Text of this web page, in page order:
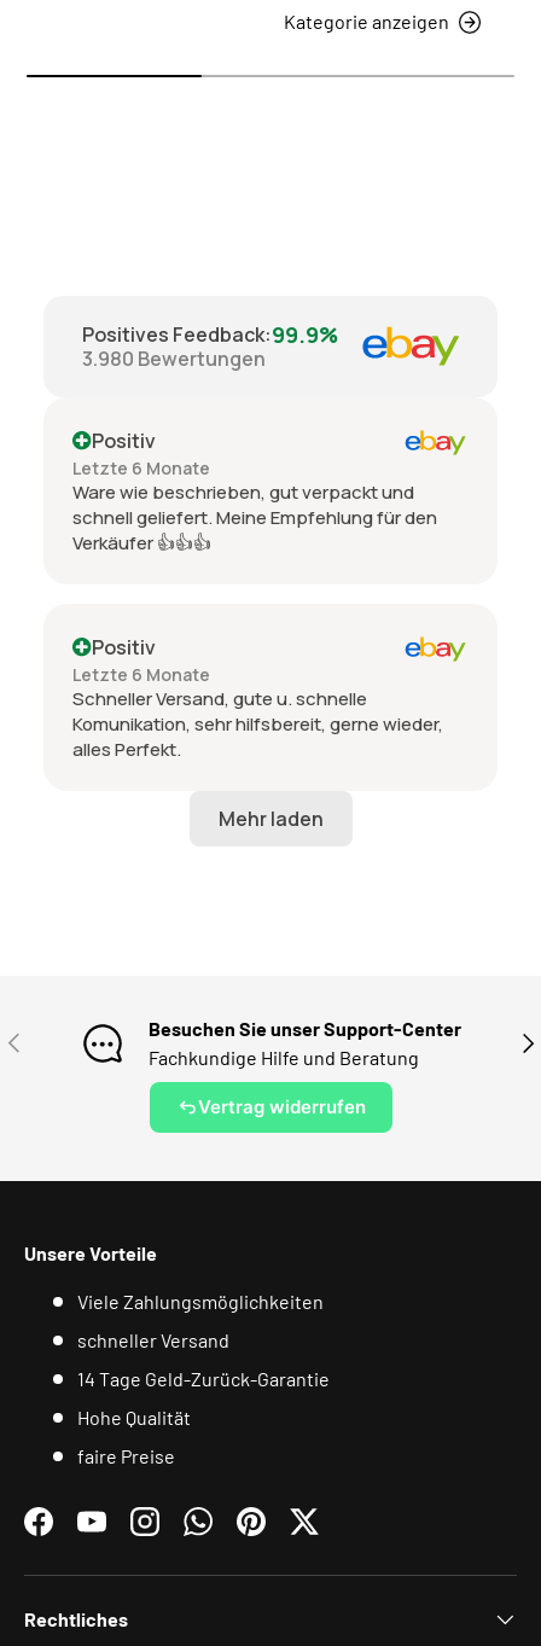
Kategorie anzeigen
Positives Feedback:99.9%
3.980 Bewertungen
Positiv
Letzte 6 Monate
Ware wie beschrieben, gut verpackt und
schnell geliefert. Meine Empfehlung für den
Verkäufer 👍👍👍
Positiv
Letzte 6 Monate
Schneller Versand, gute u. schnelle
Komunikation, sehr hilfsbereit, gerne wieder,
alles Perfekt.
VORHERIGE
Besuchen Sie unser Support-Center
Fachkundige Hilfe und Beratung
Vertrag widerrufen
Unsere Vorteile
Viele Zahlungsmöglichkeiten
schneller Versand
14 Tage Geld-Zurück-Garantie
Hohe Qualität
faire Preise
FacebookYouTubeInstagramWhatsAppPinterestTwitter
Rechtliches